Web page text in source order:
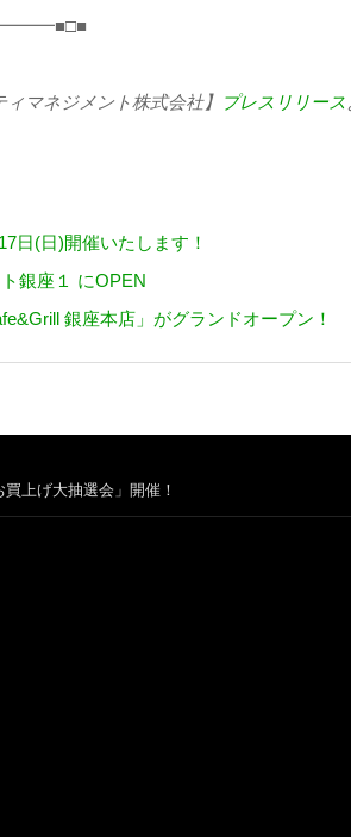
ィマネジメント株式会社】 プレスリリース
日(日)開催いたします！
銀座１ にOPEN
銀座本店」がグランドオープン！
上げ大抽選会」開催！